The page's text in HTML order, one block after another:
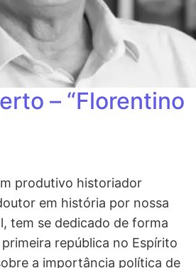
– “Florentino
produtivo historiador
em história por nossa
tem se dedicado de forma
república no Espírito
a importância política de